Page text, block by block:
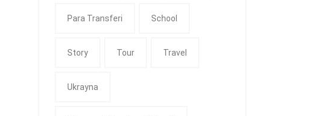
Para Transferi School
Story Tour Travel
Ukrayna